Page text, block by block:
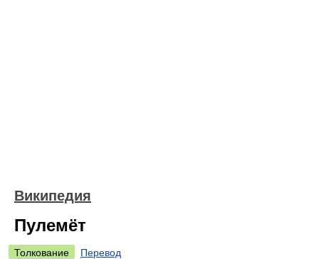
Википедия
Пулемёт
Толкование
Перевод